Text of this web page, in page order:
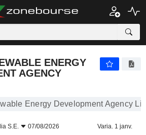
ENERGY
AGENCY
Energy Development Agency
S.E. 07/08/2026 Varia. 1 janv.